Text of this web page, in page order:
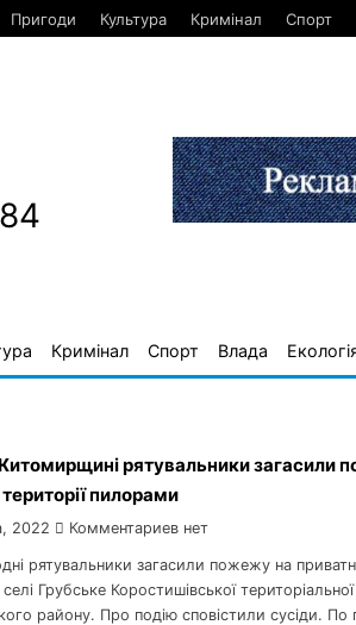
Пригоди Культура Кримінал Спорт
Кримінал Спорт Влада
рятувальники загасили
пилорами
2022 Комментариев нет
рятувальники загасили пожежу на
Грубське Коростишівської
району. Про подію сповістили сусіди. По